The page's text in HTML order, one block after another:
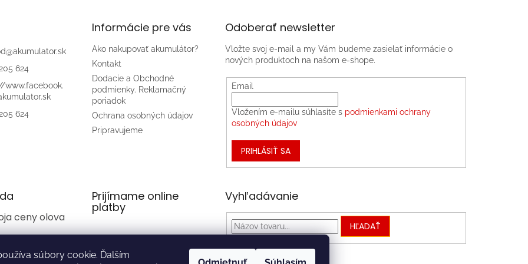
súbory cookie. Ďalším
@akumulator.sk
624
www.facebook.
624
Informácie pre vás
Ako nakupovať akumulátor?
Kontakt
Dodacie a Obchodné
podmienky. Reklamačný
poriadok
Ochrana osobných údajov
Pripravujeme
Odoberať newsletter
Vložte svoj e-mail a my Vám budeme zasielať informácie o
nových produktoch na našom e-shope.
Email
Vložením e-mailu súhlasíte s podmienkami ochrany
osobných údajov
PRIHLÁSIŤ SA
ceny olova
Prijímame online
platby
Vyhľadávanie
HĽADAŤ